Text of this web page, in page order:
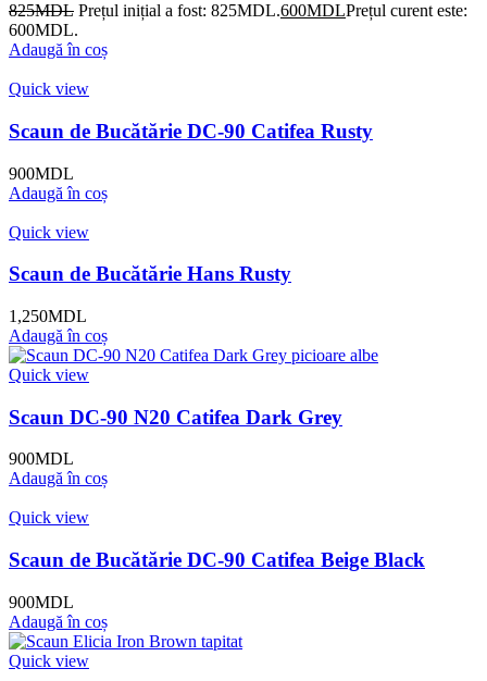
825MDL Prețul inițial a fost: 825MDL.600MDLPrețul curent este:
600MDL.
Adaugă în coș
Quick view
Scaun de Bucătărie DC-90 Catifea Rusty
900MDL
Adaugă în coș
Quick view
Scaun de Bucătărie Hans Rusty
1,250MDL
Adaugă în coș
Quick view
Scaun DC-90 N20 Catifea Dark Grey
900MDL
Adaugă în coș
Quick view
Scaun de Bucătărie DC-90 Catifea Beige Black
900MDL
Adaugă în coș
Quick view